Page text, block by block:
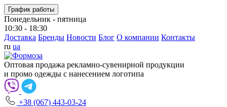
График работы
Понедельник - пятница
10:30 - 18:30
Доставка Бренды Новости Блог О компании Контакты
ru ua
Оптовая продажа рекламно-сувенирной продукции
и промо одежды с нанесением логотипа
+38 (067) 443-03-24